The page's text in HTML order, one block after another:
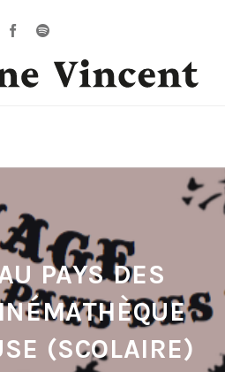
PAYS DES
(SCOLAIRE)